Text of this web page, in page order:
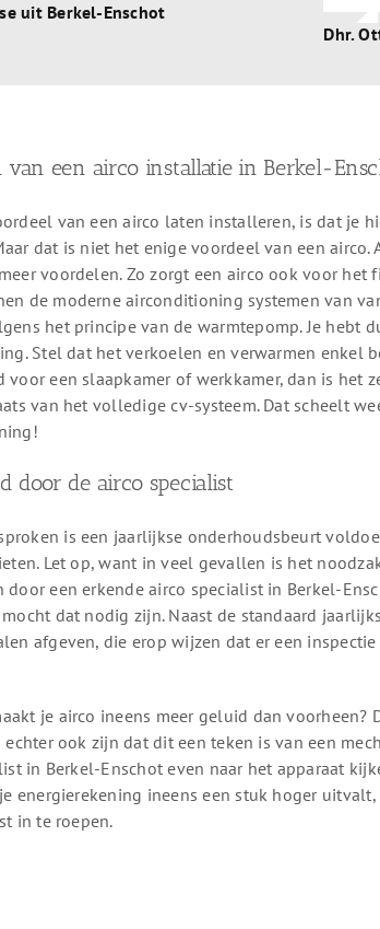
uit Berkel-Enschot
Dhr.
van een airco installatie in Berkel-
van een airco laten installeren, is dat je
dat is niet het enige voordeel van een
voordelen. Zo zorgt een airco ook voor
de moderne airconditioning systemen van
het principe van de warmtepomp. Je hebt
Stel dat het verkoelen en verwarmen enkel
voor een slaapkamer of werkkamer, dan is het
van het volledige cv-systeem. Dat scheelt
door de airco specialist
is een jaarlijkse onderhoudsbeurt
Let op, want in veel gevallen is het
door een erkende airco specialist in Berkel-
dat nodig zijn. Naast de standaard
afgeven, die erop wijzen dat er een
je airco ineens meer geluid dan
echter ook zijn dat dit een teken is van een
in Berkel-Enschot even naar het apparaat
energierekening ineens een stuk hoger
in te roepen.